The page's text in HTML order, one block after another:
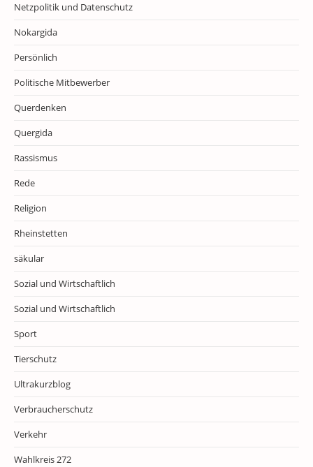
Netzpolitik und Datenschutz
Nokargida
Persönlich
Politische Mitbewerber
Querdenken
Quergida
Rassismus
Rede
Religion
Rheinstetten
säkular
Sozial und Wirtschaftlich
Sozial und Wirtschaftlich
Sport
Tierschutz
Ultrakurzblog
Verbraucherschutz
Verkehr
Wahlkreis 272